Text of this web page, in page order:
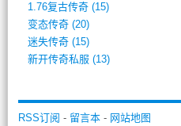
1.76复古传奇(15)
变态传奇(20)
迷失传奇(15)
新开传奇私服 (13)
RSS订阅 - 留言本- 网站地图